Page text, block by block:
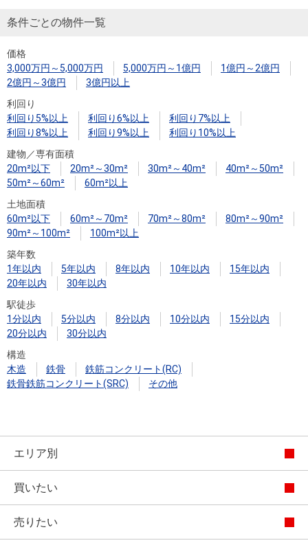
条件ごとの物件一覧
価格
3,000万円～5,000万円
5,000万円～1億円
1億円～2億円
2億円～3億円
3億円以上
利回り
利回り5%以上
利回り6%以上
利回り7%以上
利回り8%以上
利回り9%以上
利回り10%以上
建物／専有面積
20m²以下
20m²～30m² 30m²～40m²
40m²～50m²
50m²～60m²
60m²以上
土地面積
60m²以下
60m²～70m² 70m²～80m²
80m²～90m²
90m²～100m²
100m²以上
築年数
1年以内
5年以内 8年以内 10年以内
15年以内
20年以内
30年以内
駅徒歩
1分以内
5分以内 8分以内 10分以内
15分以内
20分以内
30分以内
構造
木造
鉄骨
鉄筋コンクリート(RC)
鉄骨鉄筋コンクリート(SRC)
その他
エリア別
買いたい
売りたい